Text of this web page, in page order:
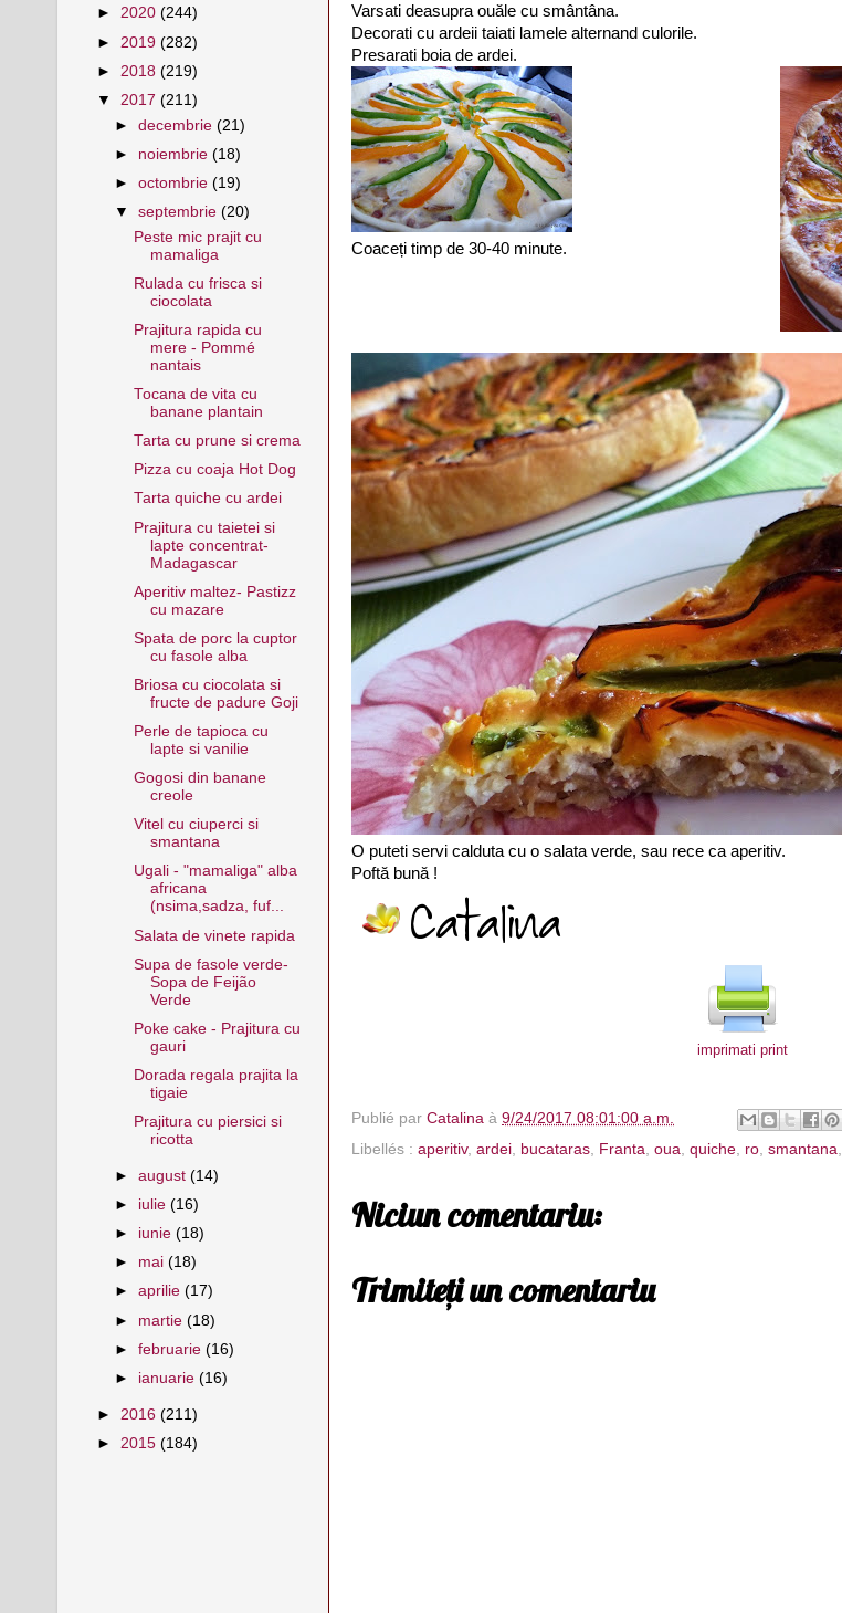
Varsati deasupra ouăle cu smântâna.
Decorati cu ardeii taiati lamele alternand culorile.
Presarati boia de ardei.
Coaceți timp de 30-40 minute.
O puteti servi calduta cu o salata verde, sau rece ca aperitiv.
Poftă bună !
imprimati print
Publié par Catalina à 9/24/2017 08:01:00 a.m.
Libellés : aperitiv, ardei, bucataras, Franta, oua, quiche, ro, smantana,
Niciun comentariu:
Trimiteți un comentariu
► 2020 (244)
► 2019 (282)
► 2018 (219)
▼ 2017 (211)
►decembrie(21)
► noiembrie(18)
►octombrie(19)
▼septembrie(20)
Peste mic prajit cu
mamaliga
Rulada cu frisca si
ciocolata
Prajitura rapida cu
mere - Pommé
nantais
Tocana de vita cu
banane plantain
Tarta cu prune si crema
Pizza cu coaja Hot Dog
Tarta quiche cu ardei
Prajitura cu taietei si
lapte concentrat-
Madagascar
Aperitiv maltez- Pastizz
cu mazare
Spata de porc la cuptor
cu fasole alba
Briosa cu ciocolata si
fructe de padure Goji
Perle de tapioca cu
lapte si vanilie
Gogosi din banane
creole
Vitel cu ciuperci si
smantana
Ugali - "mamaliga" alba
africana
(nsima,sadza, fuf...
Salata de vinete rapida
Supa de fasole verde-
Sopa de Feijão
Verde
Poke cake - Prajitura cu
gauri
Dorada regala prajita la
tigaie
Prajitura cu piersici si
ricotta
►august(14)
► iulie(16)
► iunie(18)
► mai(18)
►aprilie(17)
► martie(18)
►februarie(16)
► ianuarie(16)
► 2016 (211)
► 2015 (184)